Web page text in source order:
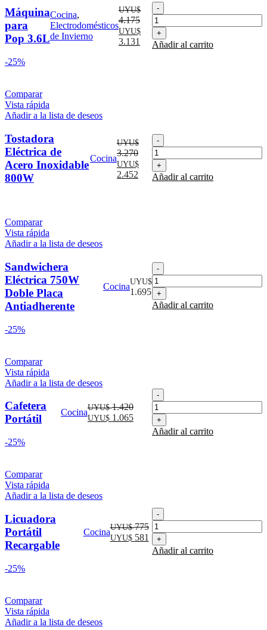
Máquina
para
Pop 3.6L
Cocina,
Electrodomésticos
de Invierno
UYU$
4.175
El
precio
UYU$
3.131
El
precio
actual
Máquina
para
Pop
3.6L
cantidad
Añadir al carrito
-25%
Comparar
Vista rápida
Añadir a la lista de deseos
Tostadora
Eléctrica de
Acero Inoxidable
800W
Cocina
UYU$
3.270
El
precio
UYU$
2.452
El
precio
actual
Tostadora
Eléctrica
de
Acero
Inoxidable
Añadir al carrito
Comparar
Vista rápida
Añadir a la lista de deseos
Sandwichera
Eléctrica 750W
Doble Placa
Antiadherente
CocinaUYU$
1.695
Sandwichera
Eléctrica
750W
Doble
Placa
Añadir al carrito
-25%
Comparar
Vista rápida
Añadir a la lista de deseos
Cafetera
Portátil
CocinaUYU$1.420El
precio
original
UYU$ 1.065El
precio
actual
Cafetera
Portátil
cantidad
Añadir al carrito
-25%
Comparar
Vista rápida
Añadir a la lista de deseos
Licuadora
Portátil
Recargable
CocinaUYU$775El
precio
original
era:
UYU$ 581 El
precio
actual
Licuadora
Portátil
Recargable
cantidad
Añadir al carrito
-25%
Comparar
Vista rápida
Añadir a la lista de deseos